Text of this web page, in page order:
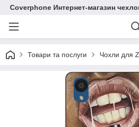
Coverphone Интернет-магазин
Товари та послуги Чохли для